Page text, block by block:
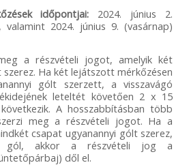
időpontjai: 2024. június 2.
valamint 2024. június 9. (vasárnap)
a részvételi jogot, amelyik két
Ha két lejátszott mérkőzésen
gólt szerzett, a visszavágó
leteltét követően 2 x 15
A hosszabbításban több
meg a részvételi jogot. Ha a
csapat ugyanannyi gólt szerez,
gól, akkor a részvételi jog a
dől el.